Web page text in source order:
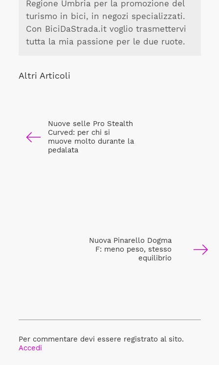
Regione Umbria per la promozione del
turismo in bici, in negozi specializzati.
Con BiciDaStrada.it voglio trasmettervi
tutta la mia passione per le due ruote.
Altri Articoli
Nuove selle Pro Stealth
Curved: per chi si
muove molto durante la
pedalata
Nuova Pinarello Dogma
F: meno peso, stesso
equilibrio
Per commentare devi essere registrato al sito.
Accedi